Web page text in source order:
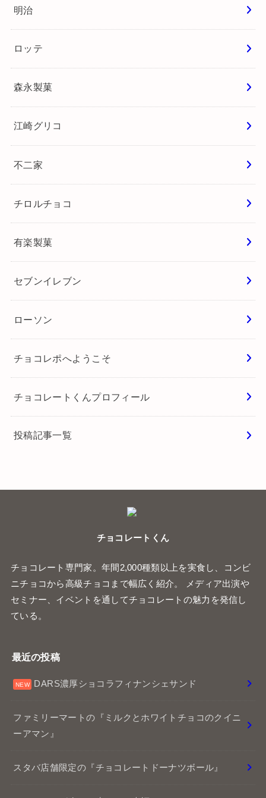
明治
ロッテ
森永製菓
江崎グリコ
不二家
チロルチョコ
有楽製菓
セブンイレブン
ローソン
チョコレポへようこそ
チョコレートくんプロフィール
投稿記事一覧
チョコレートくん
チョコレート専門家。年間2,000種類以上を実食し、コンビ
ニチョコから高級チョコまで幅広く紹介。 メディア出演や
セミナー、イベントを通してチョコレートの魅力を発信し
ている。
最近の投稿
DARS濃厚ショコラフィナンシェサンド
ファミリーマートの『ミルクとホワイトチョコのクイニ
ーアマン』
スタバ店舗限定の『チョコレートドーナツボール』